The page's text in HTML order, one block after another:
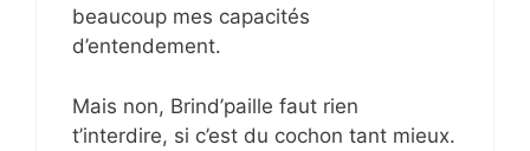
beaucoup mes capacités
d’entendement.
Mais non, Brind’paille faut rien
t’interdire, si c’est du cochon tant mieux.